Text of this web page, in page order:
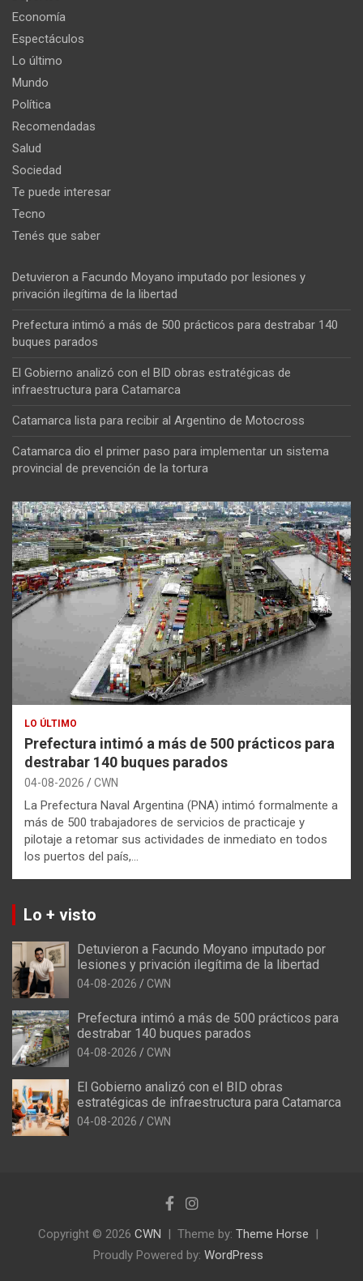
Economía
Espectáculos
Lo último
Mundo
Política
Recomendadas
Salud
Sociedad
Te puede interesar
Tecno
Tenés que saber
Detuvieron a Facundo Moyano imputado por lesiones y
privación ilegítima de la libertad
Prefectura intimó a más de 500 prácticos para destrabar 140
buques parados
El Gobierno analizó con el BID obras estratégicas de
infraestructura para Catamarca
Catamarca lista para recibir al Argentino de Motocross
Catamarca dio el primer paso para implementar un sistema
provincial de prevención de la tortura
LO ÚLTIMO
Prefectura intimó a más de 500 prácticos para
destrabar 140 buques parados
04-08-2026 CWN
La Prefectura Naval Argentina (PNA) intimó formalmente a
más de 500 trabajadores de servicios de practicaje y
pilotaje a retomar sus actividades de inmediato en todos
los puertos del país,…
Lo + visto
Detuvieron a Facundo Moyano imputado por
lesiones y privación ilegítima de la libertad
04-08-2026 CWN
Prefectura intimó a más de 500 prácticos para
destrabar 140 buques parados
04-08-2026 CWN
El Gobierno analizó con el BID obras
estratégicas de infraestructura para Catamarca
04-08-2026 CWN
Copyright © 2026 CWN Theme by: Theme Horse
Proudly Powered by: WordPress